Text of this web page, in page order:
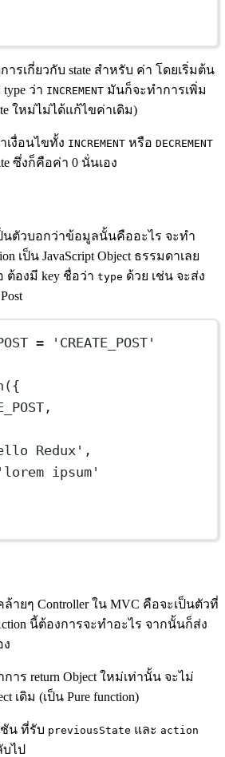
ารเกี่ยวกับ state สำหรับ ค่า โดยเริ่มต้น
ว่า INCREMENT มันก็จะทำการเพิ่ม
ใหม่ไม่ได้แก้ไขค่าเดิม)
เงื่อนไขทั้ง INCREMENT หรือ DECREMENT
ซึ่งก็คือค่า 0 นั่นเอง
นตัวบอกว่าข้อมูลนั้นคืออะไร จะทำ
เป็น JavaScript Object ธรรมดาเลย
ต้องมี key ชื่อว่า type ด้วย เช่น จะส่ง
= 'CREATE_POST'
({
,
Redux' ,
'lorem ipsum'
ล้ายๆ Controller ใน MVC คือจะเป็นตัวที่
นี้ต้องการจะทำอะไร จากนั้นก็ส่ง
ง
การ return Object ใหม่เท่านั้น จะไม่
เดิม (เป็น Pure function)
ชัน ที่รับ previousState และ action
บไป